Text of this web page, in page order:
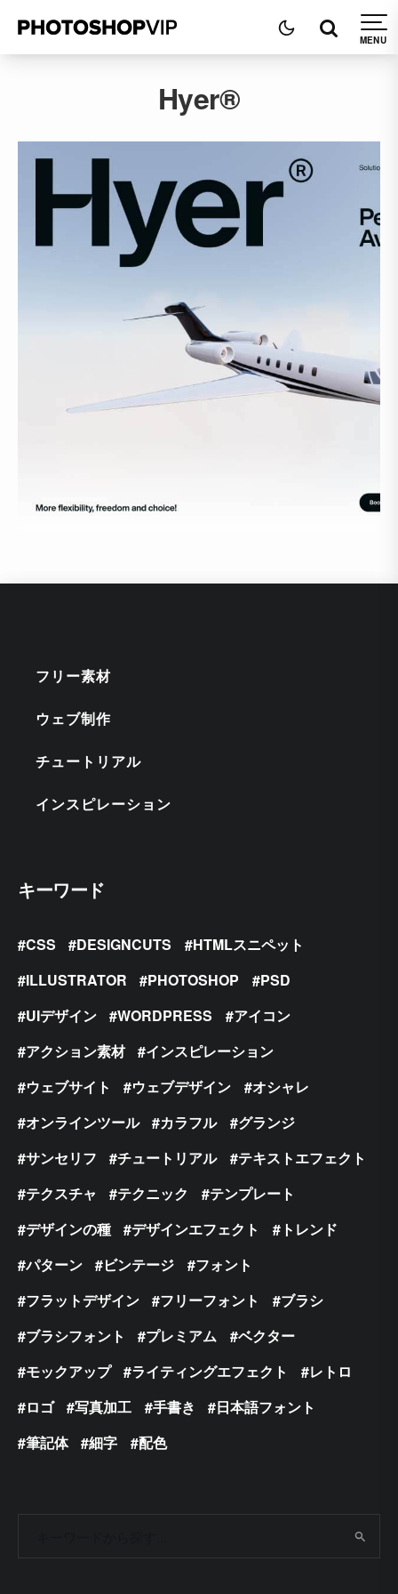
Hyer®
フリー素材
ウェブ制作
チュートリアル
インスピレーション
キーワード
CSS DESIGNCUTS
HTMLスニペット
ILLUSTRATOR
PHOTOSHOP
PSD
UIデザイン
WORDPRESS
アイコン
アクション素材
インスピレーション
ウェブサイト
ウェブデザイン
オシャレ
オンラインツール
カラフル
グランジ
サンセリフ
チュートリアル
テキストエフェクト
テクスチャ
テクニック
テンプレート
デザインの種
デザインエフェクト
トレンド
パターン
ビンテージ
フォント
フラットデザイン
フリーフォント
ブラシ
ブラシフォント
プレミアム
ベクター
モックアップ
ライティングエフェクト
レトロ
ロゴ
写真加工 手書き
日本語フォント
筆記体
細字 配色